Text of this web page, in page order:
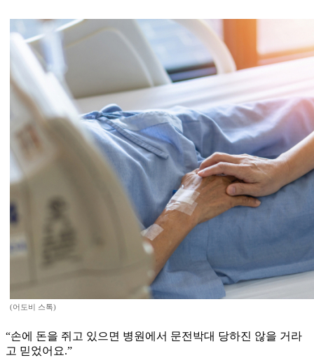
(어도비 스톡)
“손에 돈을 쥐고 있으면 병원에서 문전박대 당하진 않을 거라
고 믿었어요.”